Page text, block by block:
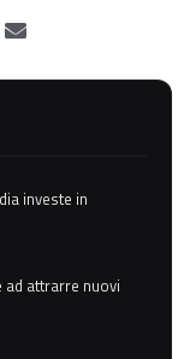
investe in
ad attrarre nuovi